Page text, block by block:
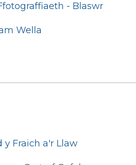
- Blaswr
Wella
Fraich a'r Llaw